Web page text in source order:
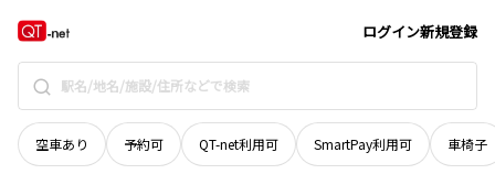
ログイン新規登録
空車あり 予約可 QT-net利用可 SmartPay利用可 車椅子
岩手県